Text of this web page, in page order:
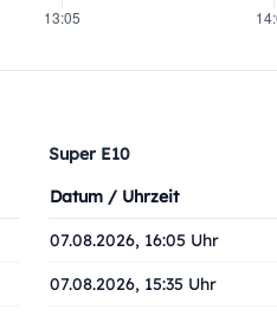
Super E10
Datum / Uhrzeit
07.08.2026, 16:05 Uhr
07.08.2026, 15:35 Uhr